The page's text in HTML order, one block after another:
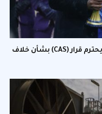
رئيس الاتحاد الأفريقي لكرة القدم يحترم قرار (CAS) بشأن خلاف